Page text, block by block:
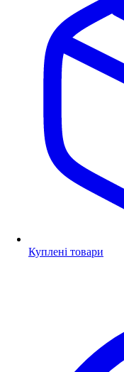
Куплені товари